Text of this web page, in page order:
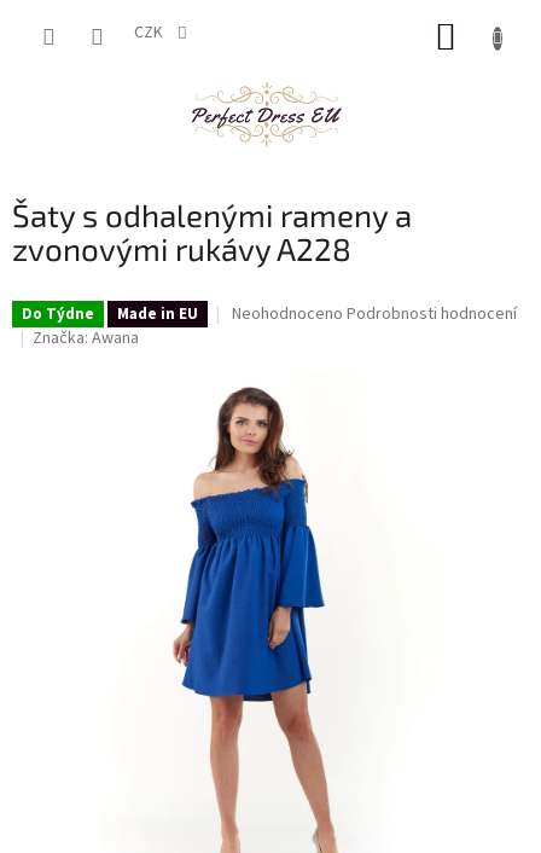
CZK
Šaty s odhalenými rameny a
zvonovými rukávy A228
Do Týdne Made in EU
Průměrné
0,0
z
5
hvězdiček.
Neohodnoceno Podrobnosti hodnocení
Značka: Awana